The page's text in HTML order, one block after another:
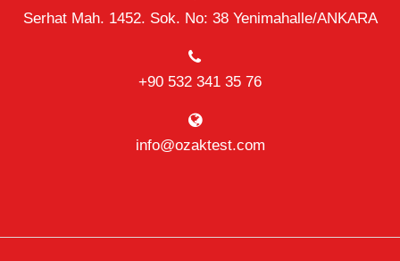
Serhat Mah. 1452. Sok. No: 38 Yenimahalle/ANKARA
+90 532 341 35 76
info@ozaktest.com